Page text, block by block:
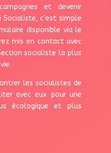
et devenir
Socialiste, c’est simple
disponible via le
mis en contact avec
socialiste la plus
les socialistes de
avec eux pour une
écologique et plus